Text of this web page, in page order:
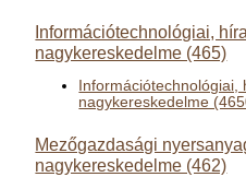
Információtechnológiai,
nagykereskedelme (465)
nagykereskedelme
Mezőgazdasági
nagykereskedelme (462)